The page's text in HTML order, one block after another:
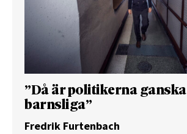
”Då är politikerna ganska
barnsliga”
Fredrik Furtenbach